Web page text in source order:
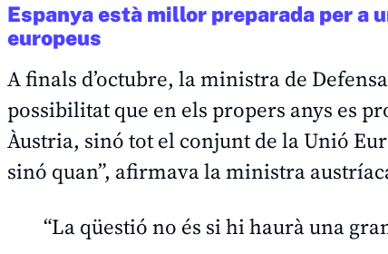
Espanya està millor preparada per a
europeus
A finals d’octubre, la ministra de
possibilitat que en els propers anys es
Àustria, sinó tot el conjunt de la Unió
sinó quan”, afirmava la ministra
“La qüestió no és si hi haurà una